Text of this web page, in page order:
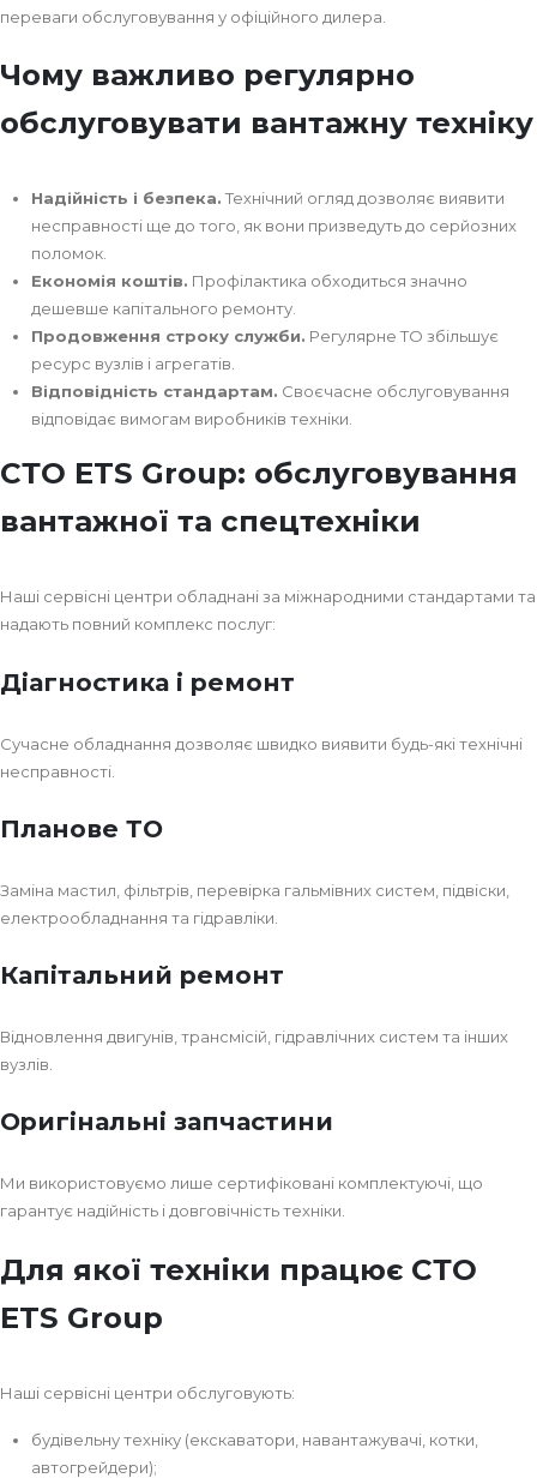
переваги обслуговування у офіційного дилера.
Чому важливо регулярно
обслуговувати вантажну техніку
Надійність і безпека. Технічний огляд дозволяє виявити
несправності ще до того, як вони призведуть до серйозних
поломок.
Економія коштів. Профілактика обходиться значно
дешевше капітального ремонту.
Продовження строку служби. Регулярне ТО збільшує
ресурс вузлів і агрегатів.
Відповідність стандартам. Своєчасне обслуговування
відповідає вимогам виробників техніки.
СТО ETS Group: обслуговування
вантажної та спецтехніки
Наші сервісні центри обладнані за міжнародними стандартами та
надають повний комплекс послуг:
Діагностика і ремонт
Сучасне обладнання дозволяє швидко виявити будь-які технічні
несправності.
Планове ТО
Заміна мастил, фільтрів, перевірка гальмівних систем, підвіски,
електрообладнання та гідравліки.
Капітальний ремонт
Відновлення двигунів, трансмісій, гідравлічних систем та інших
вузлів.
Оригінальні запчастини
Ми використовуємо лише сертифіковані комплектуючі, що
гарантує надійність і довговічність техніки.
Для якої техніки працює СТО
ETS Group
Наші сервісні центри обслуговують:
будівельну техніку (екскаватори, навантажувачі, котки,
автогрейдери);